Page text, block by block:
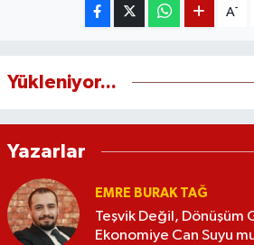
A-
Yükleniyor...
Yazarlar
EMRE BURAK TAĞ
Teşvik Değil, Dönüşüm
Ekonomiye Can Suyu